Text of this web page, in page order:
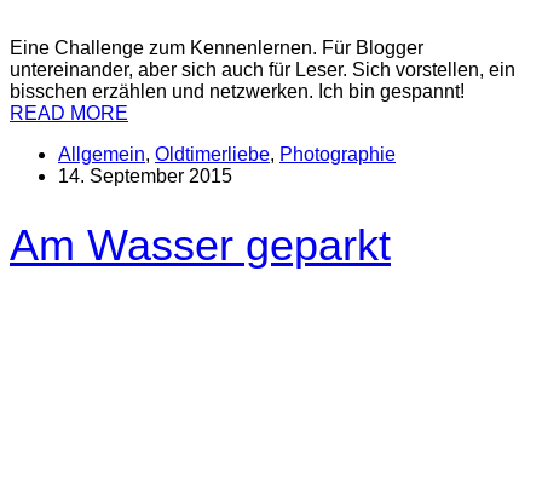
Eine Challenge zum Kennenlernen. Für Blogger
untereinander, aber sich auch für Leser. Sich vorstellen, ein
bisschen erzählen und netzwerken. Ich bin gespannt!
READ MORE
Allgemein, Oldtimerliebe, Photographie
14. September 2015
Am Wasser geparkt